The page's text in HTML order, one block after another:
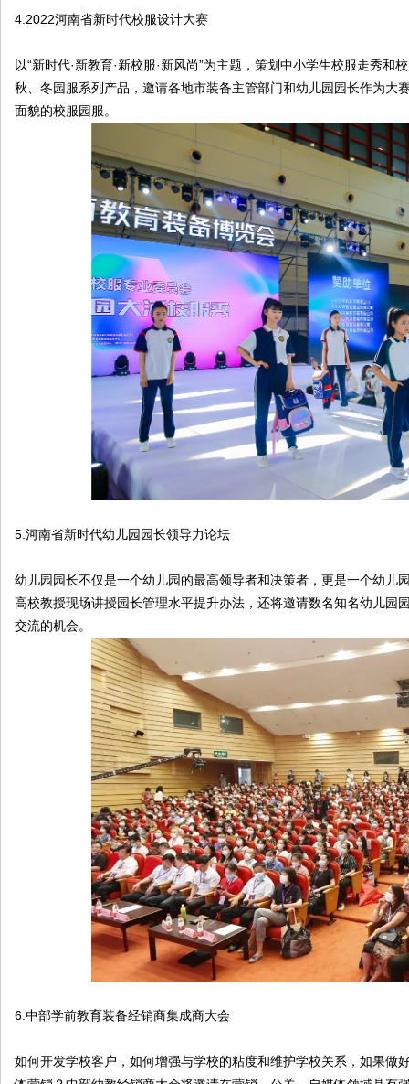
4.2022河南省新时代校服设计大赛
以“新时代·新教育·新校服·新风尚”为主题，策划中小学生校服走秀
秋、冬园服系列产品，邀请各地市装备主管部门和幼儿园园长作为大
面貌的校服园服。
5.河南省新时代幼儿园园长领导力论坛
幼儿园园长不仅是一个幼儿园的最高领导者和决策者，更是一个幼儿
高校教授现场讲授园长管理水平提升办法，还将邀请数名知名幼儿园
交流的机会。
6.中部学前教育装备经销商集成商大会
如何开发学校客户，如何增强与学校的粘度和维护学校关系，如果做